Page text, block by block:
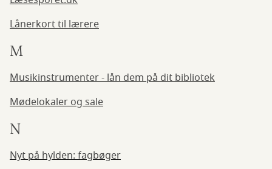
Lånerkort til lærere
M
Musikinstrumenter - lån dem på dit bibliotek
Mødelokaler og sale
N
Nyt på hylden: fagbøger